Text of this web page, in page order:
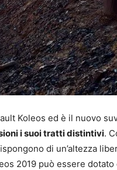
Koleos ed è il nuovo
i suoi tratti distintivi.
di un’altezza
2019 può essere